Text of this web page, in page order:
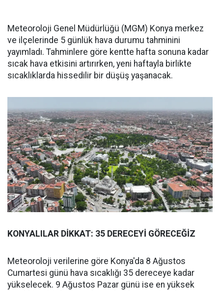
Meteoroloji Genel Müdürlüğü (MGM) Konya merkez
ve ilçelerinde 5 günlük hava durumu tahminini
yayımladı. Tahminlere göre kentte hafta sonuna kadar
sıcak hava etkisini artırırken, yeni haftayla birlikte
sıcaklıklarda hissedilir bir düşüş yaşanacak.
KONYALILAR DİKKAT: 35 DERECEYİ GÖRECEĞİZ
Meteoroloji verilerine göre Konya'da 8 Ağustos
Cumartesi günü hava sıcaklığı 35 dereceye kadar
yükselecek. 9 Ağustos Pazar günü ise en yüksek